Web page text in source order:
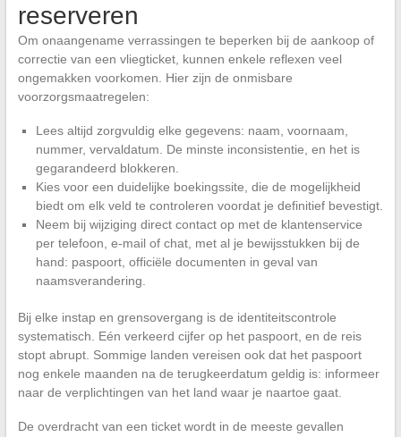
reserveren
Om onaangename verrassingen te beperken bij de aankoop of
correctie van een vliegticket, kunnen enkele reflexen veel
ongemakken voorkomen. Hier zijn de onmisbare
voorzorgsmaatregelen:
Lees altijd zorgvuldig elke gegevens: naam, voornaam,
nummer, vervaldatum. De minste inconsistentie, en het is
gegarandeerd blokkeren.
Kies voor een duidelijke boekingssite, die de mogelijkheid
biedt om elk veld te controleren voordat je definitief bevestigt.
Neem bij wijziging direct contact op met de klantenservice
per telefoon, e-mail of chat, met al je bewijsstukken bij de
hand: paspoort, officiële documenten in geval van
naamsverandering.
Bij elke instap en grensovergang is de identiteitscontrole
systematisch. Eén verkeerd cijfer op het paspoort, en de reis
stopt abrupt. Sommige landen vereisen ook dat het paspoort
nog enkele maanden na de terugkeerdatum geldig is: informeer
naar de verplichtingen van het land waar je naartoe gaat.
De overdracht van een ticket wordt in de meeste gevallen